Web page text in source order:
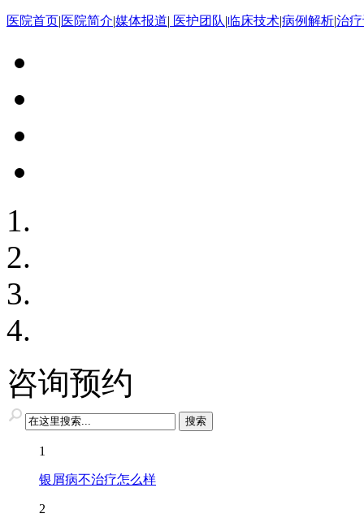
医院首页|医院简介|媒体报道| 医护团队|临床技术|病例解析|治
咨询预约
1
银屑病不治疗怎么样
2